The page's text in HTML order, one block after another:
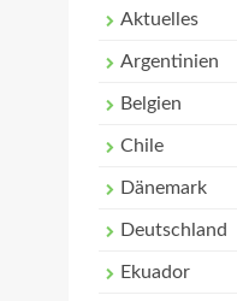
Aktuelles
Argentinien
Belgien
Chile
Dänemark
Deutschland
Ekuador